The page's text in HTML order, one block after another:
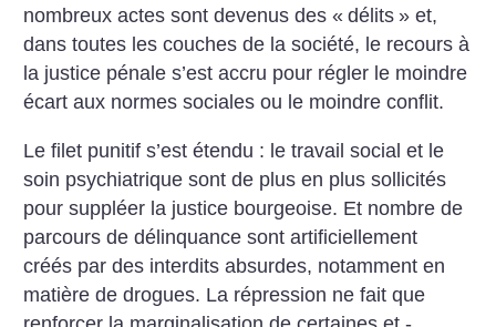
nombreux actes sont devenus des « délits » et,
dans toutes les couches de la société, le recours à
la justice pénale s’est accru pour régler le moindre
écart aux normes sociales ou le moindre conflit.
Le filet punitif s’est étendu : le travail social et le
soin psychiatrique sont de plus en plus sollicités
pour suppléer la justice bourgeoise. Et nombre de
parcours de délinquance sont artificiellement
créés par des interdits absurdes, notamment en
matière de drogues. La répression ne fait que